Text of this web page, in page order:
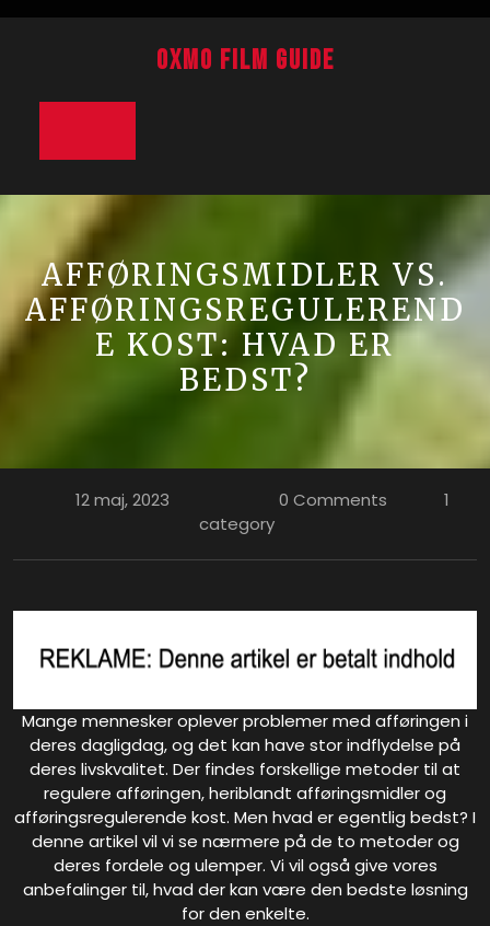
Oxmo Film Guide
AFFØRINGSMIDLER VS.
AFFØRINGSREGULEREND
E KOST: HVAD ER
BEDST?
12 maj, 2023 0 Comments
1
category
Mange mennesker oplever problemer med afføringen i
deres dagligdag, og det kan have stor indflydelse på
deres livskvalitet. Der findes forskellige metoder til at
regulere afføringen, heriblandt afføringsmidler og
afføringsregulerende kost. Men hvad er egentlig bedst? I
denne artikel vil vi se nærmere på de to metoder og
deres fordele og ulemper. Vi vil også give vores
anbefalinger til, hvad der kan være den bedste løsning
for den enkelte.